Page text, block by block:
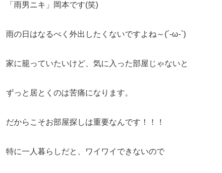
「雨男ニキ」岡本です(笑)
雨の日はなるべく外出したくないですよね～(´-ω-`)
家に籠っていたいけど、気に入った部屋じゃないと
ずっと居とくのは苦痛になります。
だからこそお部屋探しは重要なんです！！！
特に一人暮らしだと、ワイワイできないので